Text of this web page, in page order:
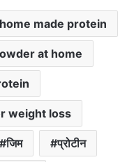
made protein
at home
weight loss
जिम प्रोटीन